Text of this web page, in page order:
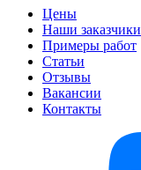
Цены
Наши заказчики
Примеры работ
Статьи
Отзывы
Вакансии
Контакты